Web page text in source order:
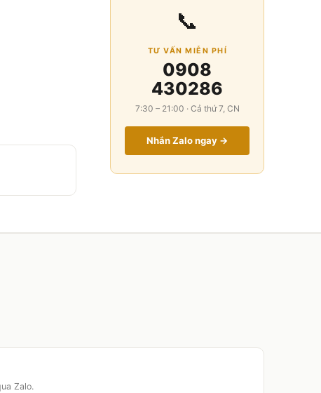
📞
TƯ VẤN MIỄN PHÍ
0908
430286
7:30 – 21:00 · Cả thứ 7, CN
Nhắn Zalo ngay →
Zalo.